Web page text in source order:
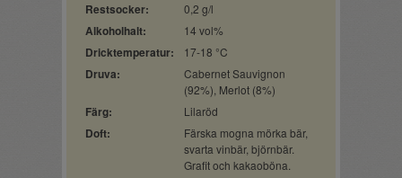
Restsocker: 0,2 g/l
Alkoholhalt: 14 vol%
Dricktemperatur: 17-18 °C
Druva:
Cabernet Sauvignon
(92%), Merlot (8%)
Färg: Lilaröd
Doft:
Färska mogna mörka bär,
svarta vinbär, björnbär.
Grafit och kakaoböna.